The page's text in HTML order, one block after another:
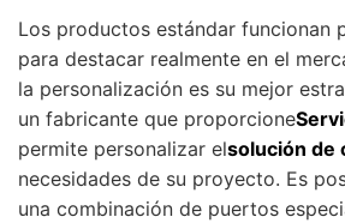
Los productos estándar funcionan
para destacar realmente en el
la personalización es su mejor
un fabricante que proporcione
permite personalizar elsolución de
necesidades de su proyecto. Es
una combinación de puertos